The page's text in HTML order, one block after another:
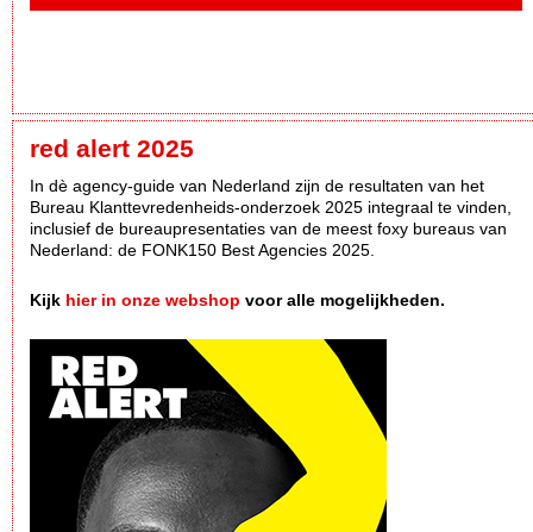
red alert 2025
In dè agency-guide van Nederland zijn de resultaten van het
Bureau Klanttevredenheids-onderzoek 2025 integraal te vinden,
inclusief de bureaupresentaties van de meest foxy bureaus van
Nederland: de FONK150 Best Agencies 2025.
Kijk hier in onze webshop voor alle mogelijkheden.